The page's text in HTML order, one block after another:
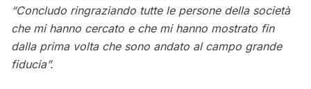
“Concludo ringraziando tutte le persone della società
che mi hanno cercato e che mi hanno mostrato fin
dalla prima volta che sono andato al campo grande
fiducia”.